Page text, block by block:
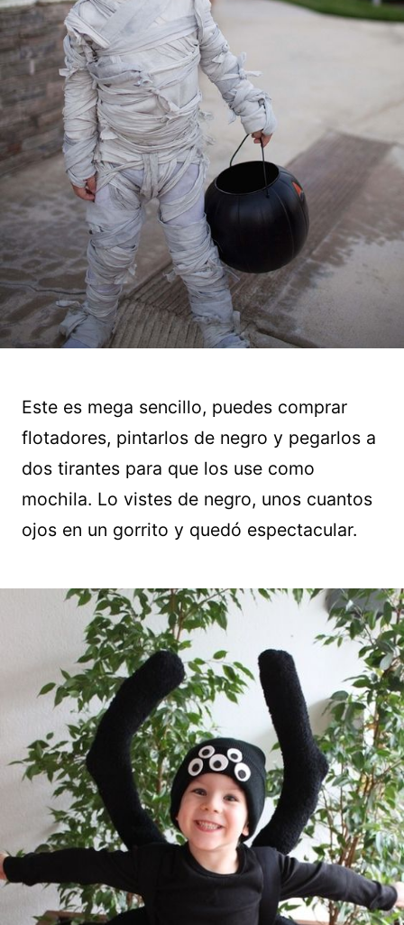
Este es mega sencillo, puedes comprar
flotadores, pintarlos de negro y pegarlos a
dos tirantes para que los use como
mochila. Lo vistes de negro, unos cuantos
ojos en un gorrito y quedó espectacular.